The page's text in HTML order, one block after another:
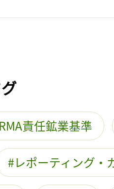
責任鉱業基準
レポーティング・